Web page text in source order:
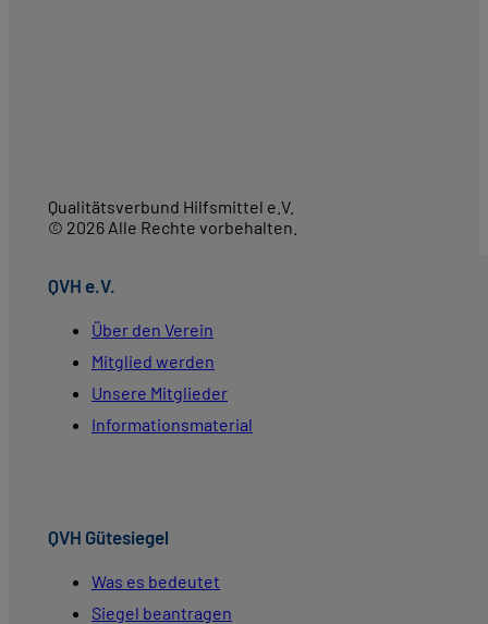
Qualitätsverbund Hilfsmittel e.V.
© 2026 Alle Rechte vorbehalten.
QVH e.V.
Über den Verein
Mitglied werden
Unsere Mitglieder
Informationsmaterial
QVH Gütesiegel
Was es bedeutet
Siegel beantragen